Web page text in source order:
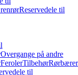
Reservedele til
Overgange på andre
FerolerTilbehør
til